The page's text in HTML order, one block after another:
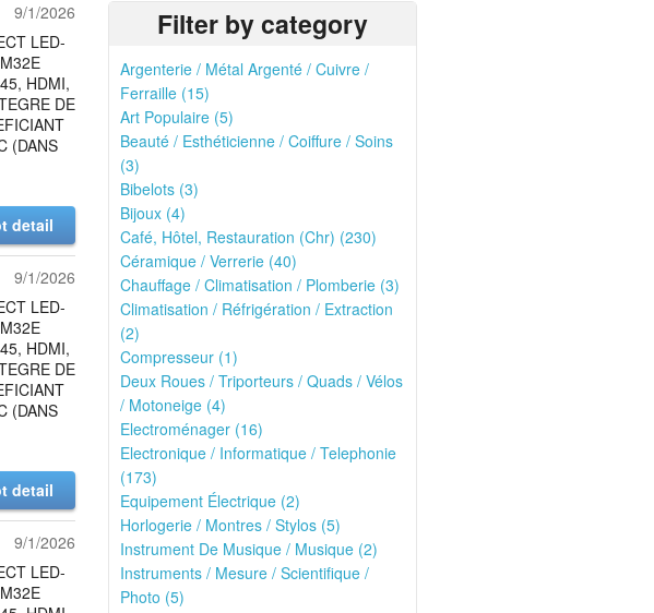
9/1/2026
LED-
HDMI,
DE
(DANS
detail
9/1/2026
LED-
HDMI,
DE
(DANS
detail
9/1/2026
LED-
Filter by category
Argenterie / Métal Argenté / Cuivre /
Ferraille (15)
Art Populaire (5)
Beauté / Esthéticienne / Coiffure / Soins
(3)
Bibelots (3)
Bijoux (4)
Café, Hôtel, Restauration (Chr) (230)
Céramique / Verrerie (40)
Chauffage / Climatisation / Plomberie (3)
Climatisation / Réfrigération / Extraction
(2)
Compresseur (1)
Deux Roues / Triporteurs / Quads / Vélos
/ Motoneige (4)
Electroménager (16)
Electronique / Informatique / Telephonie
(173)
Equipement Électrique (2)
Horlogerie / Montres / Stylos (5)
Instrument De Musique / Musique (2)
Instruments / Mesure / Scientifique /
Photo (5)